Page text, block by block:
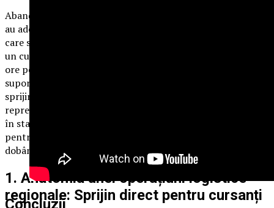
Concluzii
Abandonul educațional și refuzul de a finaliza o calificare își
au adesea rădăcinile în presiunile economice imediate cu
care se confruntă tinerii și familiile acestora. Atunci când
un cursant trebuie să facă naveta sau să dedice mai multe
ore pe zi instruirii teoretice și practice, asigurarea
suportului de bază devine o condiție esențială. Pachetele de
sprijin acordate cursanților pe durata participării la ore nu
reprezintă un simplu ajutor pasiv, ci o investiție strategică
în stabilitatea acestora, oferindu-le resursele necesare
pentru a se concentra 100% pe procesul de învățare și pe
dobândirea noii meserii.
1. Anatomia unei operațiuni logistice
regionale: Sprijin direct pentru cursanți